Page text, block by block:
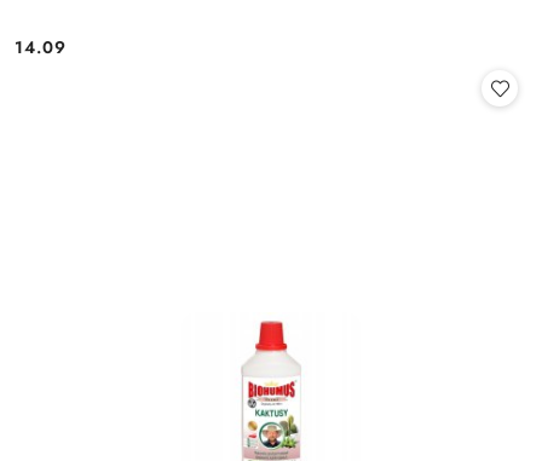
Cena:
14.09